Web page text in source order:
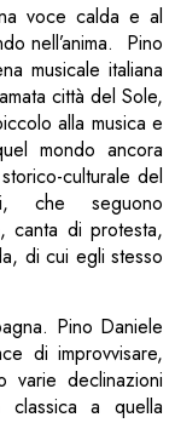
voce calda e al
nell’anima. Pino
musicale italiana
città del Sole,
alla musica e
mondo ancora
culturale del
che seguono
canta di protesta,
di cui egli stesso
Pino Daniele
di improvvisare,
varie declinazioni
classica a quella